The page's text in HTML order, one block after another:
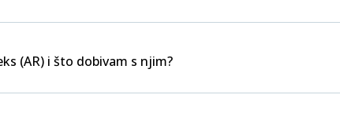
(AR) i što dobivam s njim?